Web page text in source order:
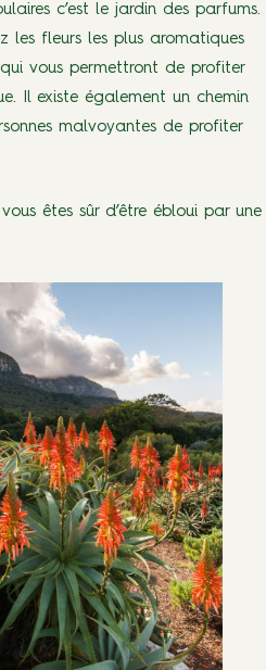
c’est le jardin des parfums.
les fleurs les plus aromatiques
vous permettront de profiter
Il existe également un chemin
malvoyantes de profiter
êtes sûr d’être ébloui par une